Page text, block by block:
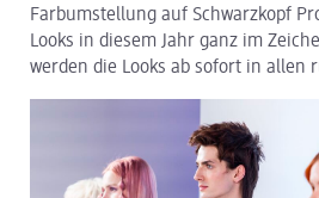
dm Logistik
Über dm
Farbumstellung auf Schwarzkopf
Looks in diesem Jahr ganz im
werden die Looks ab sofort in allen